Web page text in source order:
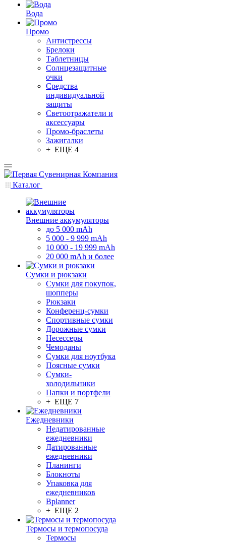
Вода
Промо
Антистрессы
Брелоки
Таблетницы
Солнцезащитные
очки
Средства
индивидуальной
защиты
Светоотражатели и
аксессуары
Промо-браслеты
Зажигалки
+ ЕЩЕ 4
Каталог
Внешние аккумуляторы
до 5 000 mAh
5 000 - 9 999 mAh
10 000 - 19 999 mAh
20 000 mAh и более
Сумки и рюкзаки
Сумки для покупок,
шопперы
Рюкзаки
Конференц-сумки
Спортивные сумки
Дорожные сумки
Несессеры
Чемоданы
Сумки для ноутбука
Поясные сумки
Сумки-
холодильники
Папки и портфели
+ ЕЩЕ 7
Ежедневники
Недатированные
ежедневники
Датированные
ежедневники
Планинги
Блокноты
Упаковка для
ежедневников
Bplanner
+ ЕЩЕ 2
Термосы и термопосуда
Термосы